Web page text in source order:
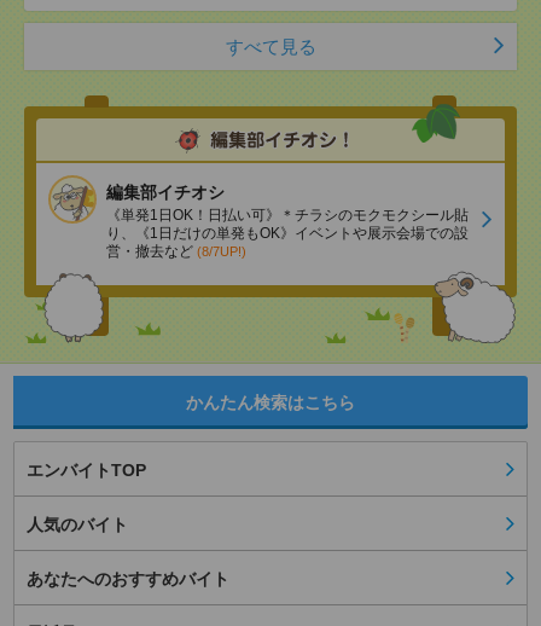
すべて見る
編集部イチオシ
《単発1日OK！日払い可》＊チラシのモクモクシール貼
り、《1日だけの単発もOK》イベントや展示会場での設
営・撤去など (8/7UP!)
かんたん検索はこちら
エンバイトTOP
人気のバイト
あなたへのおすすめバイト